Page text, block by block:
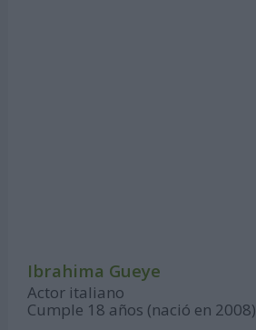
Ibrahima Gueye
Actor italiano
Cumple 18 años (nació en 2008)